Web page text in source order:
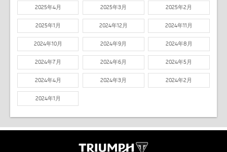
2025年4月 2025年3月 2025年2月
2025年1月 2024年12月 2024年11月
2024年10月 2024年9月 2024年8月
2024年7月 2024年6月 2024年5月
2024年4月 2024年3月 2024年2月
2024年1月